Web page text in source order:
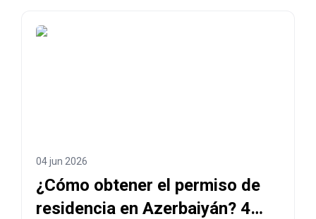
04 jun 2026
¿Cómo obtener el permiso de
residencia en Azerbaiyán? 4